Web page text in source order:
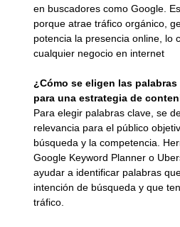
en buscadores como Google.
porque atrae tráfico orgánico,
potencia la presencia online, lo
cualquier negocio en internet
¿Cómo se eligen las
para una estrategia de
Para elegir palabras clave, se
relevancia para el público
búsqueda y la competencia.
Google Keyword Planner o
ayudar a identificar palabras
intención de búsqueda y que
tráfico.